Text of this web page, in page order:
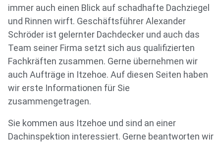
immer auch einen Blick auf schadhafte Dachziegel
und Rinnen wirft. Geschäftsführer Alexander
Schröder ist gelernter Dachdecker und auch das
Team seiner Firma setzt sich aus qualifizierten
Fachkräften zusammen. Gerne übernehmen wir
auch Aufträge in Itzehoe. Auf diesen Seiten haben
wir erste Informationen für Sie
zusammengetragen.
Sie kommen aus Itzehoe und sind an einer
Dachinspektion interessiert. Gerne beantworten wir